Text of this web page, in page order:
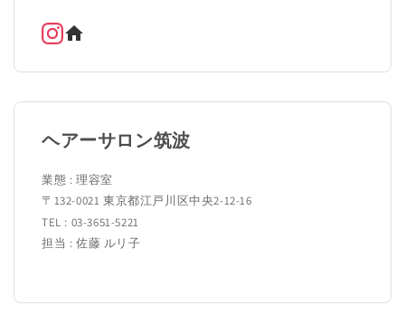
ヘアーサロン筑波
業態 : 理容室
〒132-0021 東京都江戸川区中央2-12-16
TEL : 03-3651-5221
担当 : 佐藤 ルリ子